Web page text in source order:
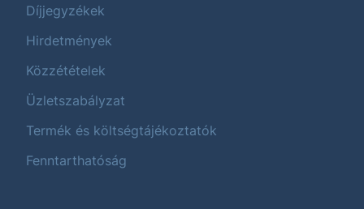
Díjjegyzékek
Hirdetmények
Közzétételek
Üzletszabályzat
Termék és költségtájékoztatók
Fenntarthatóság